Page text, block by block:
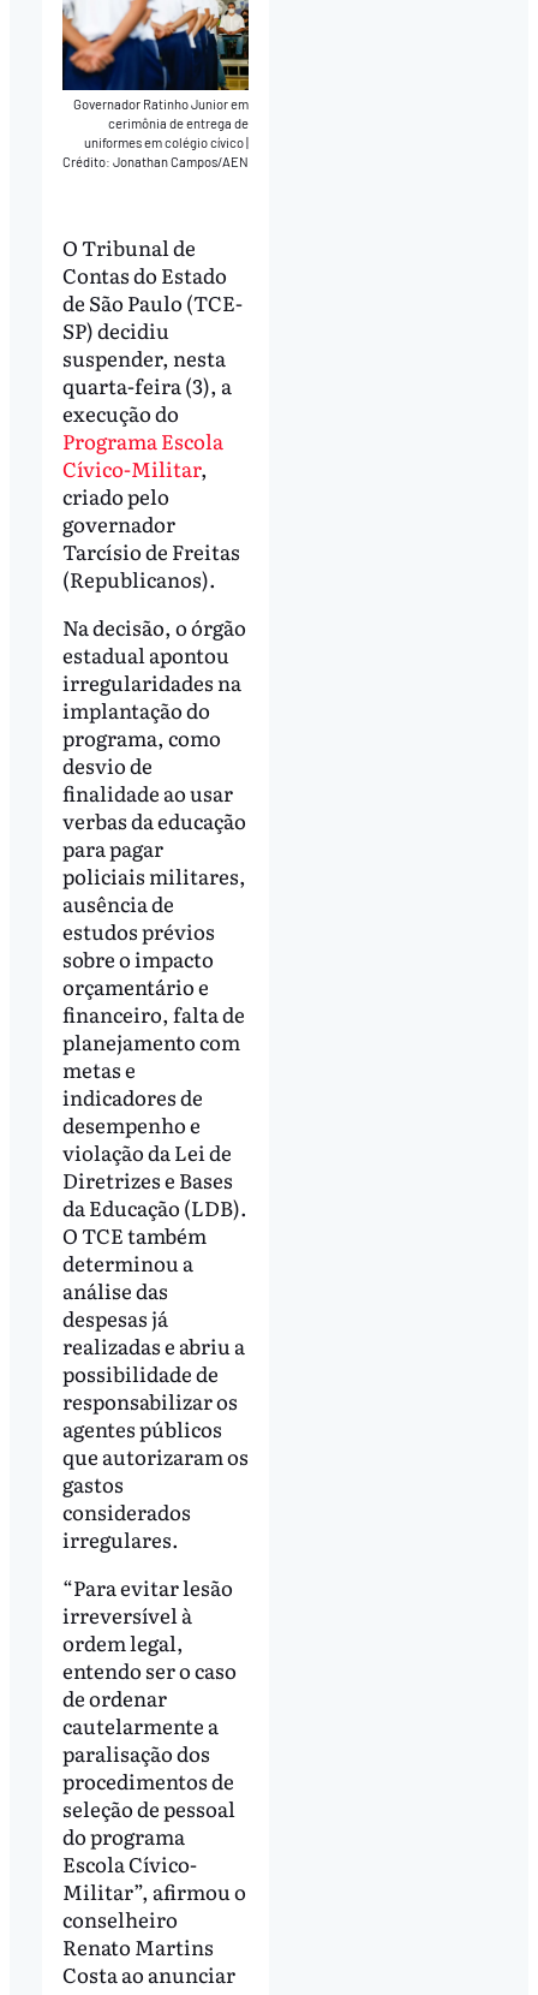
Governador Ratinho Junior em
cerimônia de entrega de
uniformes em colégio cívico
Crédito: Jonathan Campos/AEN
O Tribunal de
Contas do Estado
de São Paulo (TCE-
SP) decidiu
suspender, nesta
quarta-feira (3), a
execução do
Programa Escola
Cívico-Militar,
criado pelo
governador
Tarcísio de Freitas
(Republicanos).
Na decisão, o órgão
estadual apontou
irregularidades na
implantação do
programa, como
desvio de
finalidade ao usar
verbas da educação
para pagar
policiais militares,
ausência de
estudos prévios
sobre o impacto
orçamentário e
financeiro, falta de
planejamento com
metas e
indicadores de
desempenho e
violação da Lei de
Diretrizes e Bases
da Educação (LDB).
O TCE também
determinou a
análise das
despesas já
realizadas e abriu a
possibilidade de
responsabilizar os
agentes públicos
que autorizaram os
gastos
considerados
irregulares.
“Para evitar lesão
irreversível à
ordem legal,
entendo ser o caso
de ordenar
cautelarmente a
paralisação dos
procedimentos de
seleção de pessoal
do programa
Escola Cívico-
Militar”, afirmou o
conselheiro
Renato Martins
Costa ao anunciar